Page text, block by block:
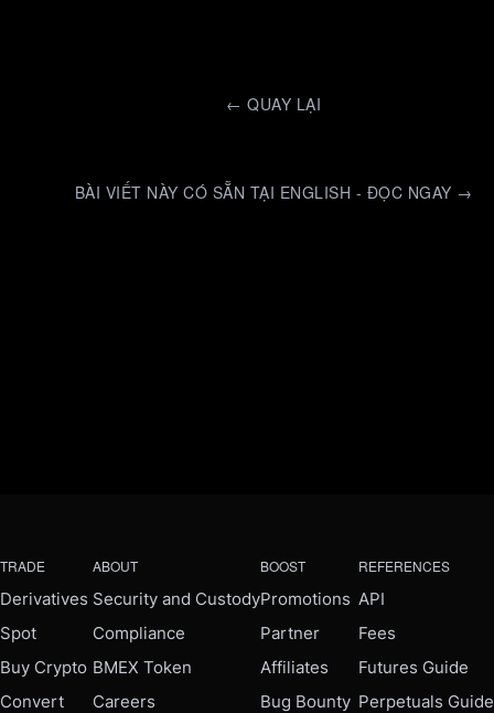
← QUAY LẠI
BÀI VIẾT NÀY CÓ SẴN TẠI ENGLISH - ĐỌC NGAY →
TRADE
Derivatives
Spot
Buy Crypto
Convert
ABOUT
Security and Custody
Compliance
BMEX Token
Careers
BOOST
Promotions
Partner
Affiliates
Bug Bounty
REFERENCES
API
Fees
Futures Guide
Perpetuals Guide